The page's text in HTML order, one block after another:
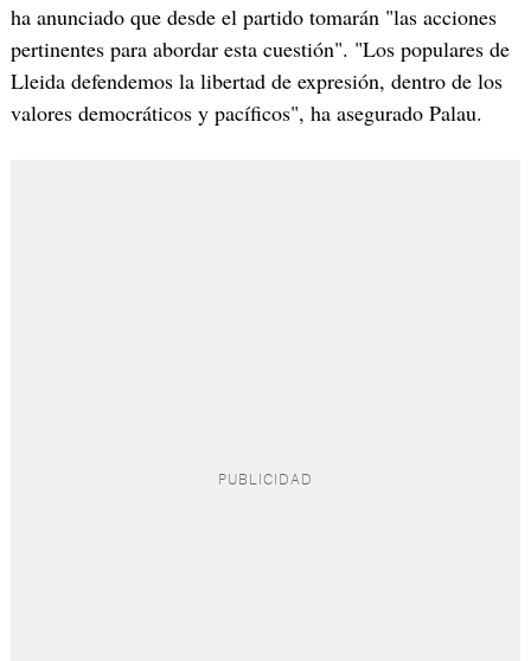
ha anunciado que desde el partido tomarán "las acciones
pertinentes para abordar esta cuestión". "Los populares de
Lleida defendemos la libertad de expresión, dentro de los
valores democráticos y pacíficos", ha asegurado Palau.